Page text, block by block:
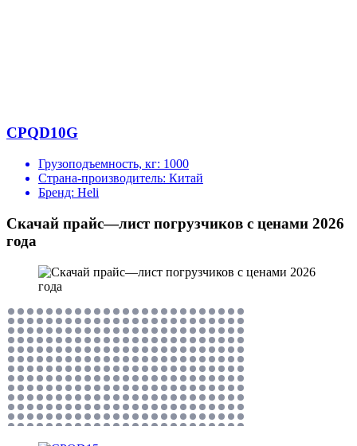
CPQD10G
Грузоподъемность, кг: 1000
Страна-производитель: Китай
Бренд: Heli
Скачай прайс—лист погрузчиков с ценами 2026
года